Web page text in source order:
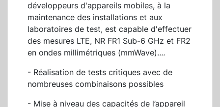
développeurs d'appareils mobiles, à la
maintenance des installations et aux
laboratoires de test, est capable d'effectuer
des mesures LTE, NR FR1 Sub-6 GHz et FR2
en ondes millimétriques (mmWave)....
- Réalisation de tests critiques avec de
nombreuses combinaisons possibles
- Mise à niveau des capacités de l’appareil